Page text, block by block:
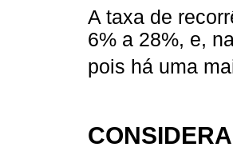
A taxa de
6% a 28%, e,
pois há uma